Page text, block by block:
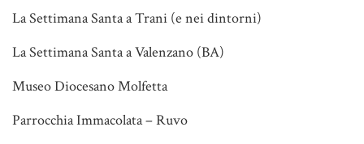
La Settimana Santa a Trani (e nei dintorni)
La Settimana Santa a Valenzano (BA)
Museo Diocesano Molfetta
Parrocchia Immacolata – Ruvo